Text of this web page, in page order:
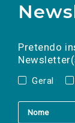
Pretendo
Geral
a(s)
mail